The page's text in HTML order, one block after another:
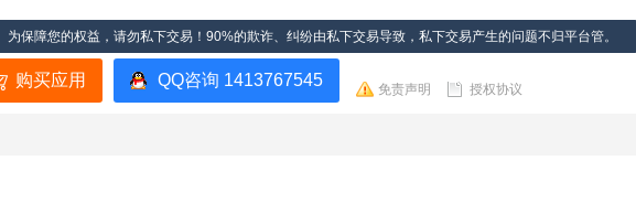
为保障您的权益，请勿私下交易！90%的欺诈、纠纷由私下交易导致，私下交易产生的问题不归平台管。
购买应用 QQ咨询 1413767545 免责声明 授权协议